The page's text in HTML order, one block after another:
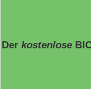
Der kostenlose